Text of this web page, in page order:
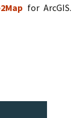
for ArcGIS.
y